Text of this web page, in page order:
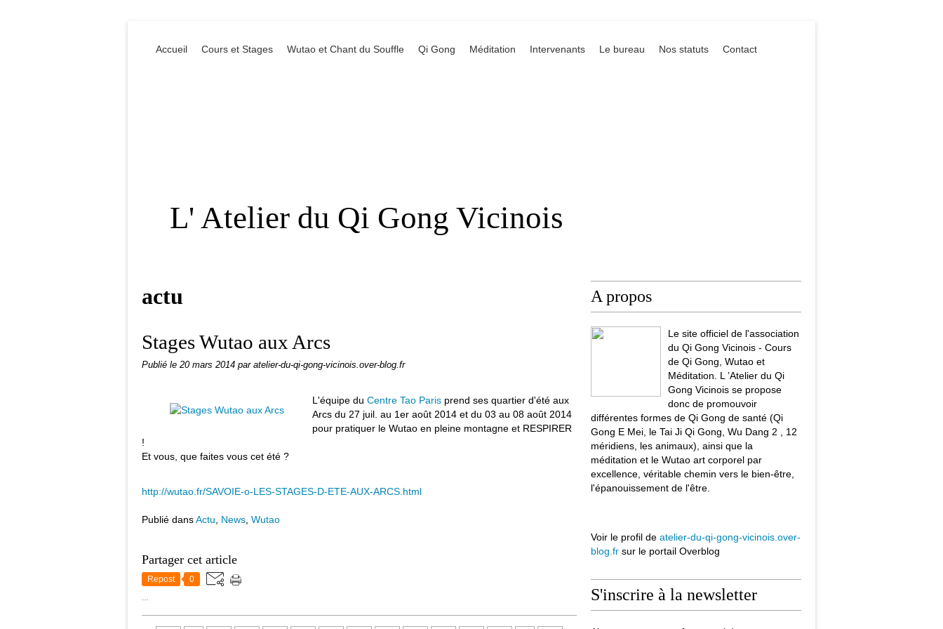
L' Atelier du Qi Gong Vicinois
Accueil Cours et Stages Wutao et Chant du Souffle Qi Gong Méditation Intervenants Le bureau Nos statuts Contact
actu
Stages Wutao aux Arcs
Publié le 20 mars 2014 par atelier-du-qi-gong-vicinois.over-blog.fr
L'équipe du Centre Tao Paris prend ses quartier d'été aux
Arcs du 27 juil. au 1er août 2014 et du 03 au 08 août 2014
pour pratiquer le Wutao en pleine montagne et RESPIRER
!
Et vous, que faites vous cet été ?
http://wutao.fr/SAVOIE-o-LES-STAGES-D-ETE-AUX-ARCS.html
Publié dansActu News Wutao
Partager cet article
Repost 0
A propos
Le site officiel de l'association
du Qi Gong Vicinois - Cours
de Qi Gong, Wutao et
Méditation. L ’Atelier du Qi
Gong Vicinois se propose
donc de promouvoir
différentes formes de Qi Gong de santé (Qi
Gong E Mei, le Tai Ji Qi Gong, Wu Dang 2 , 12
méridiens, les animaux), ainsi que la
méditation et le Wutao art corporel par
excellence, véritable chemin vers le bien-être,
l'épanouissement de l'être.
Voir le profil de atelier-du-qi-gong-vicinois.over-
blog.fr sur le portail Overblog
S'inscrire à la newsletter